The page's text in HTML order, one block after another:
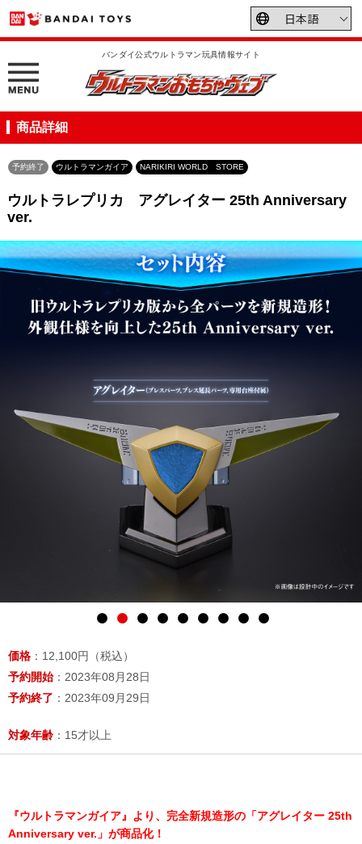
バンダイ公式ウルトラマン玩具情報サイト
商品詳細
予約終了 ウルトラマンガイア NARIKIRI WORLD STORE
ウルトラレプリカ アグレイター 25th Anniversary
ver.
価格 ：12,100円（税込）
予約開始：2023年08月28日
予約終了 ：2023年09月29日
対象年齢 ：15才以上
『ウルトラマンガイア』より、完全新規造形の「アグレイター 25th
Anniversary ver.」が商品化！